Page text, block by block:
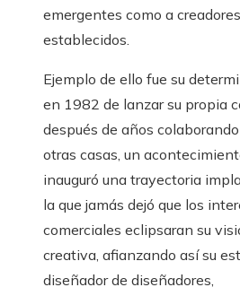
emergentes como a
establecidos.
Ejemplo de ello fue su
en 1982 de lanzar su propia
después de años
otras casas, un
inauguró una trayectoria
la que jamás dejó que los
comerciales eclipsaran su
creativa, afianzando así su
diseñador de diseñadores,